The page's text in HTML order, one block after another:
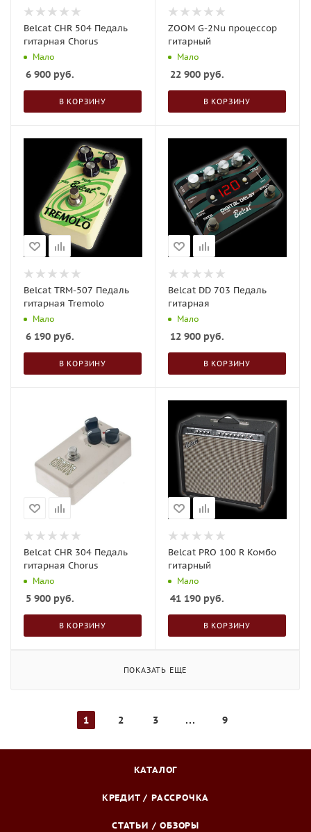
Belcat CHR 504 Педаль
гитарная Chorus
Мало
6 900 руб.
В КОРЗИНУ
ZOOM G-2Nu процессор
гитарный
Мало
22 900 руб.
В КОРЗИНУ
Belcat TRM-507 Педаль
гитарная Tremolo
Мало
6 190 руб.
В КОРЗИНУ
Belcat DD 703 Педаль
гитарная
Мало
12 900 руб.
В КОРЗИНУ
Belcat CHR 304 Педаль
гитарная Chorus
Мало
5 900 руб.
В КОРЗИНУ
Belcat PRO 100 R Комбо
гитарный
Мало
41 190 руб.
В КОРЗИНУ
ПОКАЗАТЬ ЕЩЕ
1 2 3 9
КАТАЛОГ
КРЕДИТ / РАССРОЧКА
СТАТЬИ / ОБЗОРЫ